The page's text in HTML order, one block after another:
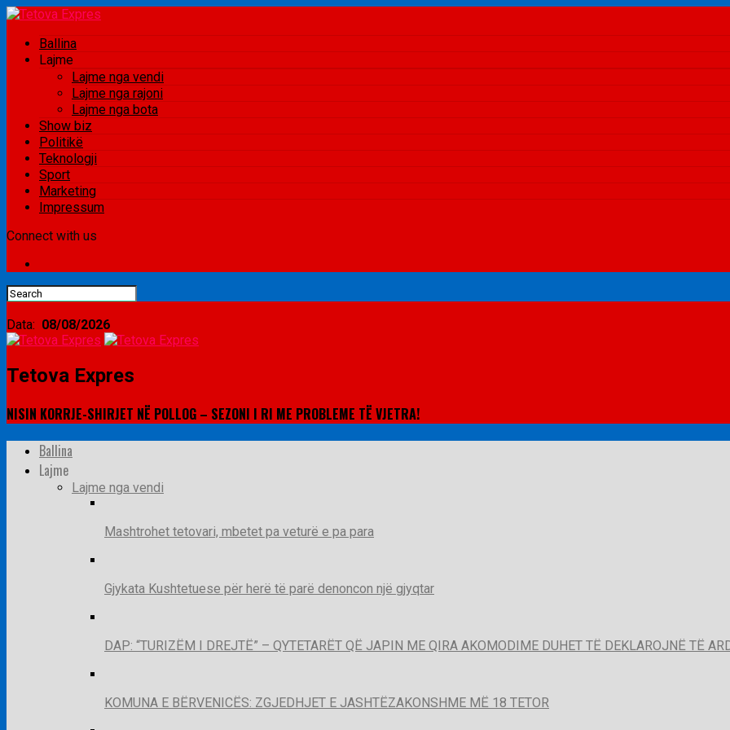
Ballina
Lajme
Lajme nga vendi
Lajme nga rajoni
Lajme nga bota
Show biz
Politikë
Teknologji
Sport
Marketing
Impressum
Connect with us
Data: 08/08/2026
Tetova Expres
NISIN KORRJE-SHIRJET NË POLLOG – SEZONI I RI ME PROBLEME TË VJETRA!
Ballina
Lajme
Lajme nga vendi
Mashtrohet tetovari, mbetet pa veturë e pa para
Gjykata Kushtetuese për herë të parë denoncon një gjyqtar
DAP: “TURIZËM I DREJTË” – QYTETARËT QË JAPIN ME QIRA AKOMODIME DUHET TË DEKLAROJNË TË
KOMUNA E BËRVENICËS: ZGJEDHJET E JASHTËZAKONSHME MË 18 TETOR